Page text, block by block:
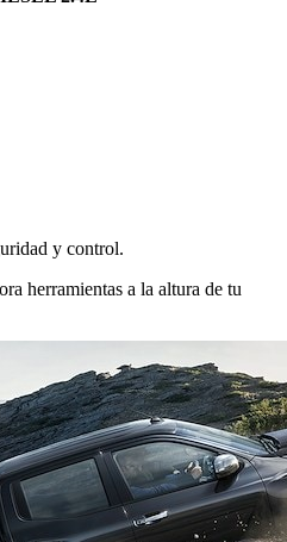
y control.
herramientas a la altura de tu